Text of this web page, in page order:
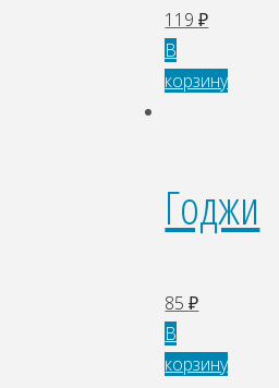
119₽
В
корзину
Годжи
85₽
В
корзину